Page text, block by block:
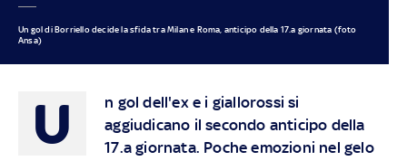
Un gol di Borriello decide la sfida tra Milan e Roma, anticipo della 17.a giornata (foto
Ansa)
U
n gol dell'ex e i giallorossi si
aggiudicano il secondo anticipo della
17.a giornata. Poche emozioni nel gelo